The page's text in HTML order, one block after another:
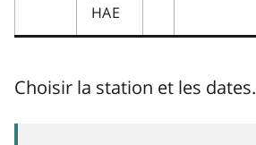
HAE
Choisir la station et les dates.